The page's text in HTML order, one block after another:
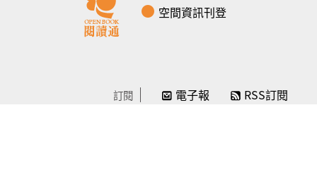
空間資訊刊登
訂閱 電子報 RSS訂閱